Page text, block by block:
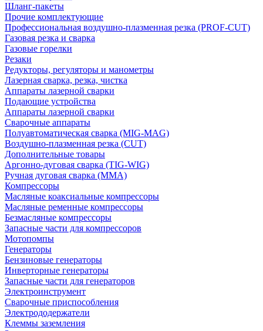
Шланг-пакеты
Прочие комплектующие
Профессиональная воздушно-плазменная резка (PROF-CUT)
Газовая резка и сварка
Газовые горелки
Резаки
Редукторы, регуляторы и манометры
Лазерная сварка, резка, чистка
Аппараты лазерной сварки
Подающие устройства
Аппараты лазерной сварки
Сварочные аппараты
Полуавтоматическая сварка (MIG-MAG)
Воздушно-плазменная резка (CUT)
Дополнительные товары
Аргонно-дуговая сварка (TIG-WIG)
Ручная дуговая сварка (MMA)
Компрессоры
Масляные коаксиальные компрессоры
Масляные ременные компрессоры
Безмасляные компрессоры
Запасные части для компрессоров
Мотопомпы
Генераторы
Бензиновые генераторы
Инверторные генераторы
Запасные части для генераторов
Электроинструмент
Сварочные приспособления
Электрододержатели
Клеммы заземления